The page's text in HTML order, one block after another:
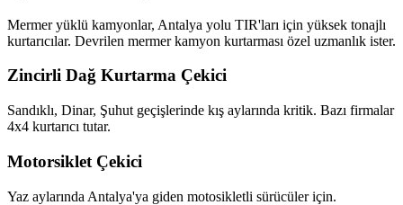
Mermer yüklü kamyonlar, Antalya yolu TIR'ları için yüksek tonajlı
kurtarıcılar. Devrilen mermer kamyon kurtarması özel uzmanlık ister.
Zincirli Dağ Kurtarma Çekici
Sandıklı, Dinar, Şuhut geçişlerinde kış aylarında kritik. Bazı firmalar
4x4 kurtarıcı tutar.
Motorsiklet Çekici
Yaz aylarında Antalya'ya giden motosikletli sürücüler için.